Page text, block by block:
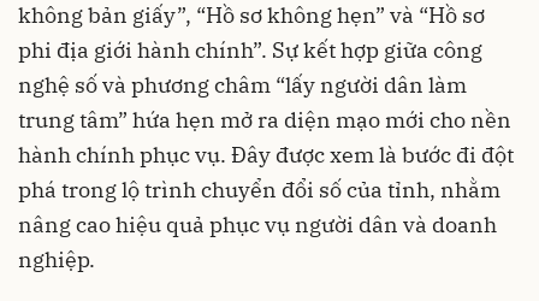
không bản giấy”, “Hồ sơ không hẹn” và “Hồ sơ
phi địa giới hành chính”. Sự kết hợp giữa công
nghệ số và phương châm “lấy người dân làm
trung tâm” hứa hẹn mở ra diện mạo mới cho nền
hành chính phục vụ. Đây được xem là bước đi đột
phá trong lộ trình chuyển đổi số của tỉnh, nhằm
nâng cao hiệu quả phục vụ người dân và doanh
nghiệp.